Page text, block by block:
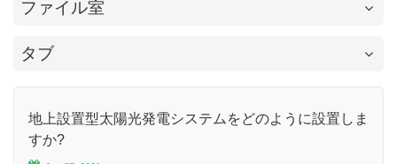
ファイル室
タブ
地上設置型太陽光発電システムをどのように設置しま
すか?